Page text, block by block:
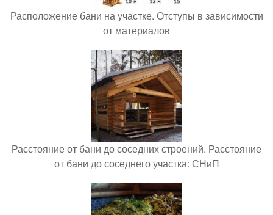
Расположение бани на участке. Отступы в зависимости
от материалов
Расстояние от бани до соседних строений. Расстояние
от бани до соседнего участка: СНиП